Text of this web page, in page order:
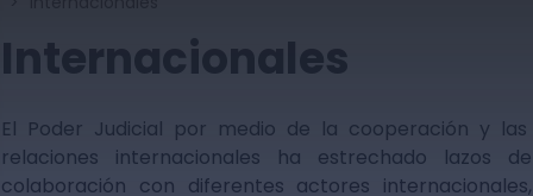
Internacionales
El Poder Judicial por medio de la cooperación y las
relaciones internacionales ha estrechado lazos de
colaboración con diferentes actores internacionales,